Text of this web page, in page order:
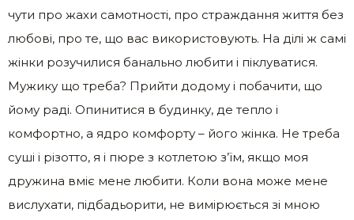
чути про жахи самотності, про страждання життя без
любові, про те, що вас використовують. На ділі ж самі
жінки розучилися банально любити і піклуватися.
Мужику що треба? Прийти додому і побачити, що
йому раді. Опинитися в будинку, де тепло і
комфортно, а ядро ​​комфорту – його жінка. Не треба
суші і різотто, я і пюре з котлетою з’їм, якщо моя
дружина вміє мене любити. Коли вона може мене
вислухати, підбадьорити, не вимірюється зі мною